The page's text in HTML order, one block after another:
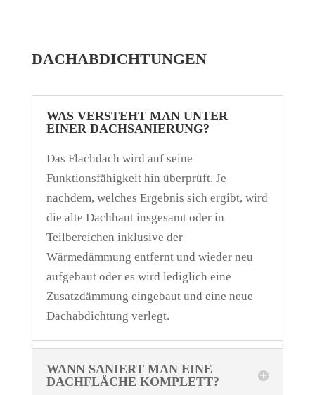
DACHABDICHTUNGEN
WAS VERSTEHT MAN UNTER
EINER DACHSANIERUNG?
Das Flachdach wird auf seine
Funktionsfähigkeit hin überprüft. Je
nachdem, welches Ergebnis sich ergibt, wird
die alte Dachhaut insgesamt oder in
Teilbereichen inklusive der
Wärmedämmung entfernt und wieder neu
aufgebaut oder es wird lediglich eine
Zusatzdämmung eingebaut und eine neue
Dachabdichtung verlegt.
WANN SANIERT MAN EINE
DACHFLÄCHE KOMPLETT?